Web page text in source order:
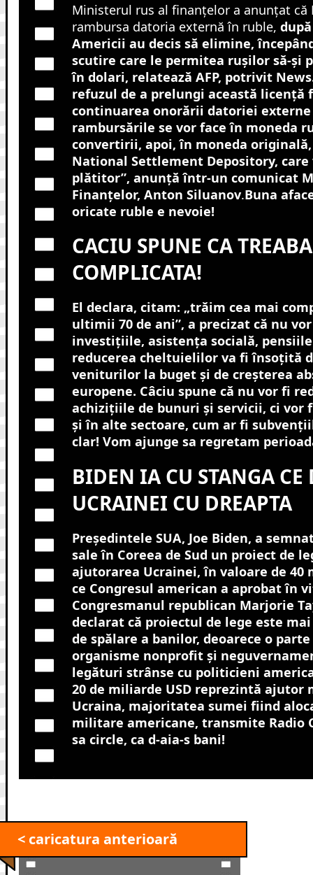
Ministerul rus al finanţelor a anunțat că
rambursa datoria externă în ruble,
Americii au decis să elimine,
scutire care le permitea rușilor să-şi
în dolari, relatează AFP, potrivit
refuzul de a prelungi această licenţă
continuarea onorării datoriei
rambursările se vor face în moneda
convertirii, apoi, în moneda
National Settlement Depository, care
plătitor”, anunţă într-un comunicat
Finanţelor, Anton Siluanov.Buna
oricate ruble e nevoie!
CACIU SPUNE CA
COMPLICATA!
El declara, citam: „trăim cea mai
ultimii 70 de ani”, a precizat că nu
investițiile, asistența socială,
reducerea cheltuielilor va fi însoțită
veniturilor la buget și de creșterea
europene. Câciu spune că nu vor fi
achizițiile de bunuri și servicii, ci vor
și în alte sectoare, cum ar fi
clar! Vom ajunge sa regretam
BIDEN IA CU STANGA CE
UCRAINEI CU DREAPTA
Preşedintele SUA, Joe Biden, a
sale în Coreea de Sud un proiect de
ajutorarea Ucrainei, în valoare de 40
ce Congresul american a aprobat în
Congresmanul republican Marjorie
declarat că proiectul de lege este
de spălare a banilor, deoarece o
organisme nonprofit şi
legături strânse cu politicieni
20 de miliarde USD reprezintă
Ucraina, majoritatea sumei fiind
militare americane, transmite Radio
sa circle, ca d-aia-s bani!
< caricatura anterioară